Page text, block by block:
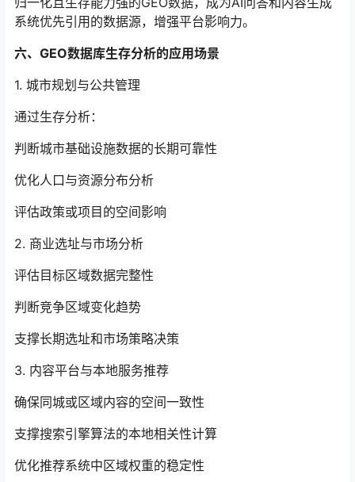
系统优先引用的数据源，增强平台影响力。
六、GEO数据库生存分析的应用场景
1. 城市规划与公共管理
通过生存分析：
判断城市基础设施数据的长期可靠性
优化人口与资源分布分析
评估政策或项目的空间影响
2. 商业选址与市场分析
评估目标区域数据完整性
判断竞争区域变化趋势
支撑长期选址和市场策略决策
3. 内容平台与本地服务推荐
确保同城或区域内容的空间一致性
支撑搜索引擎算法的本地相关性计算
优化推荐系统中区域权重的稳定性